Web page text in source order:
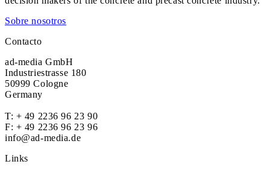
Sobre nosotros
Contacto
ad-media GmbH
Industriestrasse 180
50999 Cologne
Germany
T: + 49 2236 96 23 90
F: + 49 2236 96 23 96
info@ad-media.de
Links